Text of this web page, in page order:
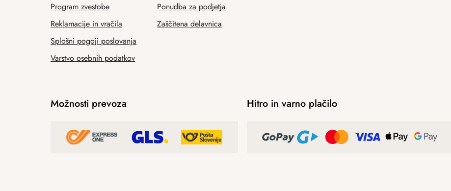
Program zvestobe
Reklamacije in vračila
Splošni pogoji poslovanja
Varstvo osebnih podatkov
Ponudba za podjetja
Zaščitena delavnica
Možnosti prevoza Hitro in varno plačilo